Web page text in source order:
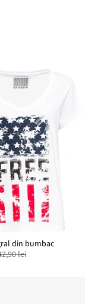
din bumbac
lei